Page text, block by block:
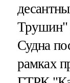
Трушин"
Судна
рамках